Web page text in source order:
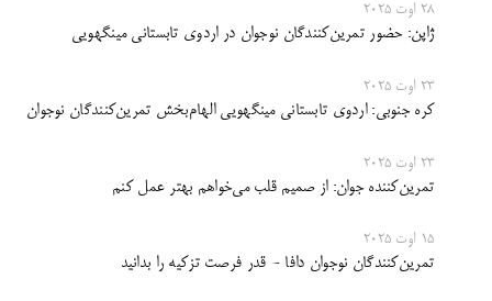
28 اوت 2025
ژاپن: حضور تمرین‌کنندگان نوجوان در اردوی تابستانی مینگهویی
23 اوت 2025
کره جنوبی: اردوی تابستانی مینگهویی الهام‌بخش تمرین‌کنندگان نوجوان
23 اوت 2025
تمرین‌کننده جوان: از صمیم قلب می‌خواهم بهتر عمل کنم
15 اوت 2025
تمرین‌کنندگان نوجوان دافا - قدر فرصت تزکیه را بدانید